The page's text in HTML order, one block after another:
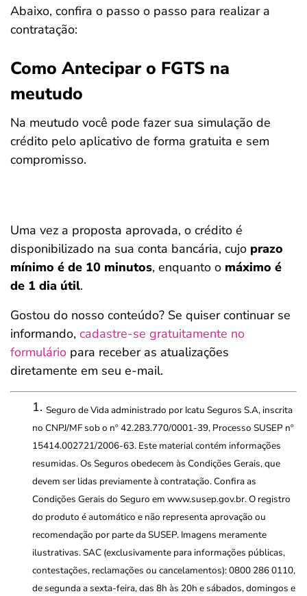
Abaixo, confira o passo o passo para realizar a
contratação:
Como Antecipar o FGTS na
meutudo
Na meutudo você pode fazer sua simulação de
crédito pelo aplicativo de forma gratuita e sem
compromisso.
Uma vez a proposta aprovada, o crédito é
disponibilizado na sua conta bancária, cujo prazo
mínimo é de 10 minutos, enquanto o máximo é
de 1 dia útil.
Gostou do nosso conteúdo? Se quiser continuar se
informando, cadastre-se gratuitamente no
formulário para receber as atualizações
diretamente em seu e-mail.
Seguro de Vida administrado por Icatu Seguros S.A, inscrita
no CNPJ/MF sob o nº 42.283.770/0001-39, Processo SUSEP nº
15414.002721/2006-63. Este material contém informações
resumidas. Os Seguros obedecem às Condições Gerais, que
devem ser lidas previamente à contratação. Confira as
Condições Gerais do Seguro em www.susep.gov.br. O registro
do produto é automático e não representa aprovação ou
recomendação por parte da SUSEP. Imagens meramente
ilustrativas. SAC (exclusivamente para informações públicas,
contestações, reclamações ou cancelamentos): 0800 286 0110,
de segunda a sexta-feira, das 8h às 20h e sábados, domingos e